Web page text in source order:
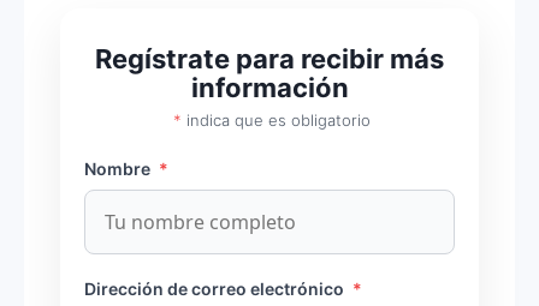
Regístrate para recibir más
información
* indica que es obligatorio
Nombre *
Dirección de correo electrónico *